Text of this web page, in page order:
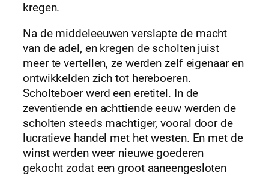
kregen.
Na de middeleeuwen verslapte de macht
van de adel, en kregen de scholten juist
meer te vertellen, ze werden zelf eigenaar en
ontwikkelden zich tot hereboeren.
Scholteboer werd een eretitel. In de
zeventiende en achttiende eeuw werden de
scholten steeds machtiger, vooral door de
lucratieve handel met het westen. En met de
winst werden weer nieuwe goederen
gekocht zodat een groot aaneengesloten